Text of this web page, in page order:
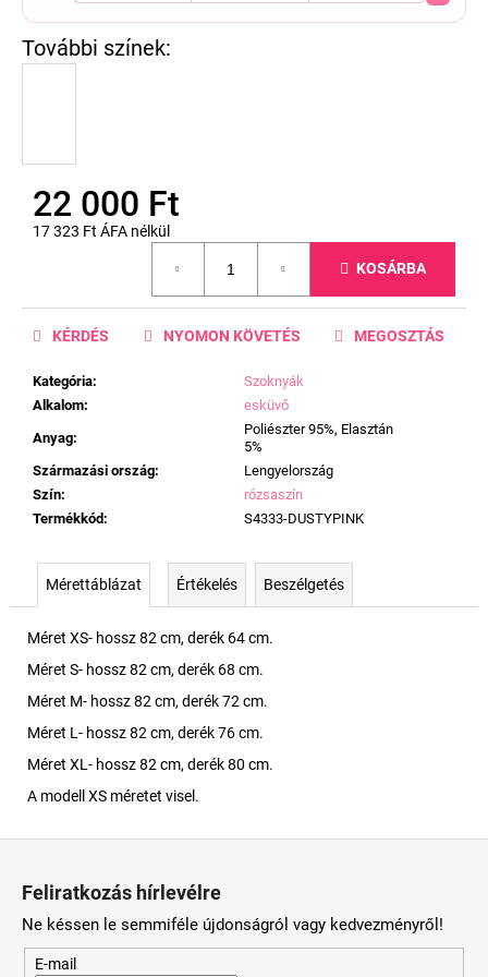
22 000 Ft
17 323 Ft ÁFA nélkül
KOSÁRBA
Kategória:
Szoknyák
Alkalom:
esküvő
Anyag:
Poliészter 95%, Elasztán
5%
Származási ország:
Lengyelország
Szín:
rózsaszín
Termékkód: S4333-DUSTYPINK
KÉRDÉS NYOMON KÖVETÉS MEGOSZTÁS
Mérettáblázat Értékelés Beszélgetés
Méret XS- hossz 82 cm, derék 64 cm.
Méret S- hossz 82 cm, derék 68 cm.
Méret M- hossz 82 cm, derék 72 cm.
Méret L- hossz 82 cm, derék 76 cm.
Méret XL- hossz 82 cm, derék 80 cm.
A modell XS méretet visel.
Feliratkozás hírlevélre
Ne késsen le semmiféle újdonságról vagy kedvezményről!
E-mail